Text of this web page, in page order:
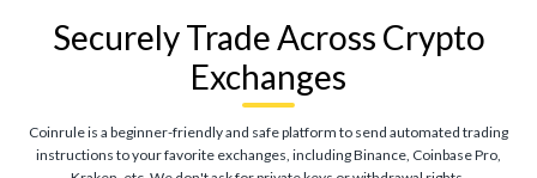
Securely Trade Across Crypto
Exchanges
Coinrule is a beginner-friendly and safe platform to send automated trading
instructions to your favorite exchanges, including Binance, Coinbase Pro,